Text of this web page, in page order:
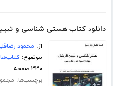
دانلود کتاب هستی شناسی و
از: محمود
موضوع:
۳۳۰ صفحه
برچسب‌ها: